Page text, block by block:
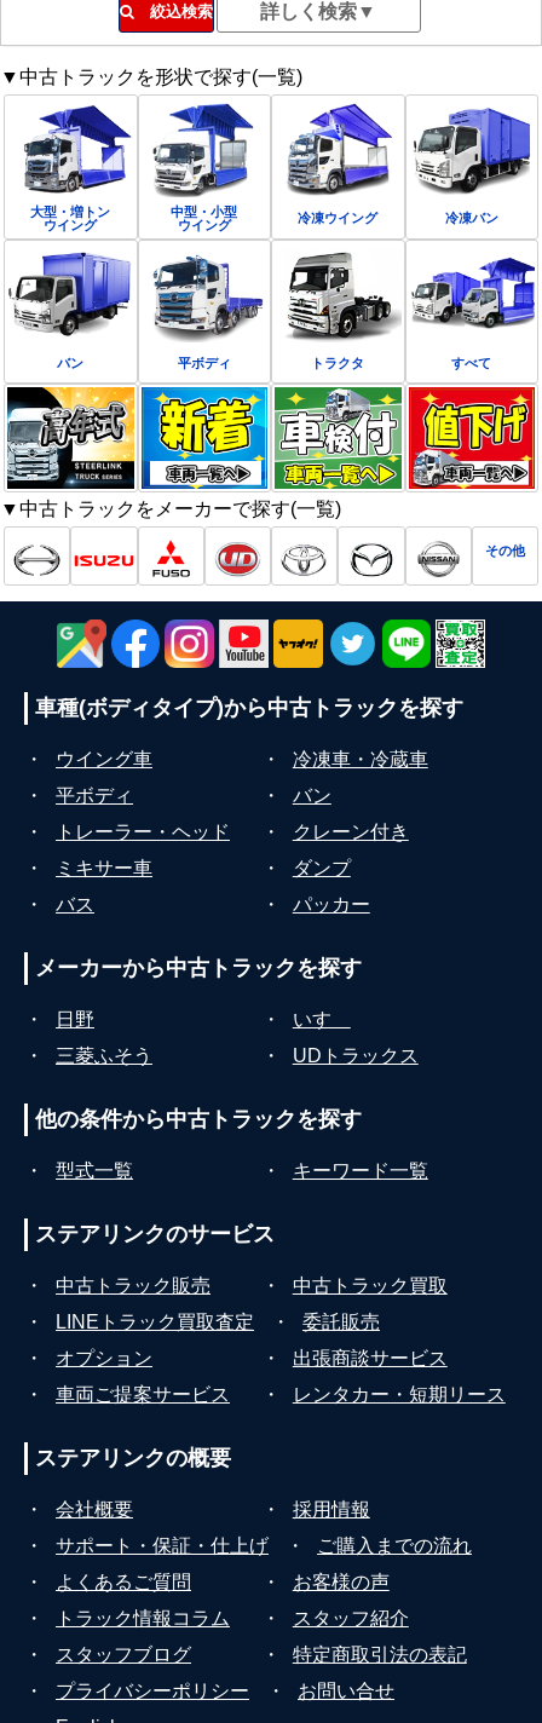
絞込検索
▼中古トラックを形状で探す(一覧)
大型・増トン
ウイング
中型・小型
ウイング
冷凍ウイング 冷凍バン
バン 平ボディ トラクタ すべて
▼中古トラックをメーカーで探す(一覧)
その他
車種(ボディタイプ)から中古トラックを探す
・ ウイング車 ・
冷凍車・冷蔵車
・
平ボディ ・
バン
・
トレーラー・ヘッド ・
クレーン付き
・
ミキサー車 ・
ダンプ
・
バス ・ パッカー
メーカーから中古トラックを探す
・ 日野 ・
いすゞ
・
三菱ふそう ・ UDトラックス
他の条件から中古トラックを探す
・ 型式一覧 ・ キーワード一覧
ステアリンクのサービス
・ 中古トラック販売 ・
中古トラック買取
・
LINEトラック買取査定 ・
委託販売
・
オプション ・
出張商談サービス
・
車両ご提案サービス ・ レンタカー・短期リース
ステアリンクの概要
・ 会社概要 ・
採用情報
・
サポート・保証・仕上げ ・
ご購入までの流れ
・
よくあるご質問 ・
お客様の声
・
トラック情報コラム ・
スタッフ紹介
・
スタッフブログ ・
特定商取引法の表記
・
プライバシーポリシー ・
お問い合せ